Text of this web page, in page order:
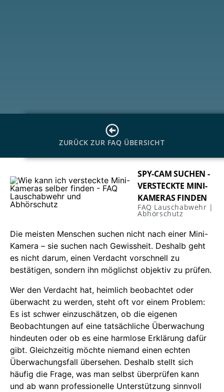
ZURÜCK ZUR FAQ ÜBERSICHT
SPY-CAM SUCHEN -
VERSTECKTE MINI-
KAMERAS FINDEN
FAQ Lauschabwehr |
Abhörschutz
Die meisten Menschen suchen nicht nach einer Mini-
Kamera – sie suchen nach Gewissheit. Deshalb geht
es nicht darum, einen Verdacht vorschnell zu
bestätigen, sondern ihn möglichst objektiv zu prüfen.
Wer den Verdacht hat, heimlich beobachtet oder
überwacht zu werden, steht oft vor einem Problem:
Es ist schwer einzuschätzen, ob die eigenen
Beobachtungen auf eine tatsächliche Überwachung
hindeuten oder ob es eine harmlose Erklärung dafür
gibt. Gleichzeitig möchte niemand einen echten
Überwachungsfall übersehen. Deshalb stellt sich
häufig die Frage, was man selbst überprüfen kann
und ab wann professionelle Unterstützung sinnvoll